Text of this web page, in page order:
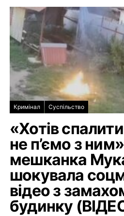
Кримінал Суспільство
«Хотів
не п’ємо з
мешканка
шокувала
відео з
будинку